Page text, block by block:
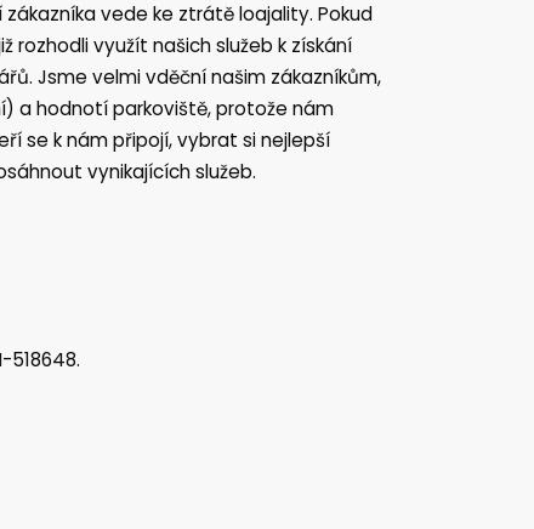
vede ke ztrátě loajality. Pokud
využít našich služeb k získání
Jsme velmi vděční našim zákazníkům,
a hodnotí parkoviště, protože nám
se k nám připojí, vybrat si nejlepší
vynikajících služeb.
518648.